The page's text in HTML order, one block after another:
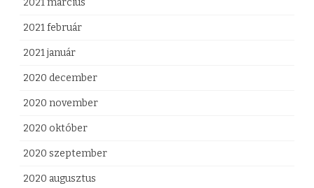
2021 február
2021 január
2020 december
2020 november
2020 október
2020 szeptember
2020 augusztus